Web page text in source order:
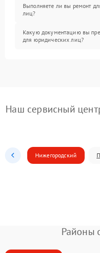
Выполняете ли вы ремонт
лиц?
Какую документацию вы
для юридических лиц?
Наш сервисный
Нижегородский
Районы